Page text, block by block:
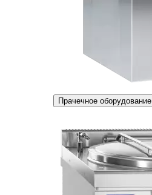
Прачечное оборудование